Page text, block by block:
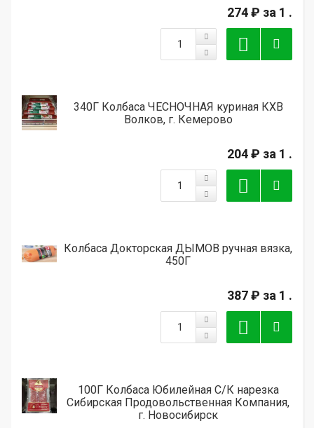
274 ₽ за 1 .
340Г Колбаса ЧЕСНОЧНАЯ куриная КХВ
Волков, г. Кемерово
204 ₽ за 1 .
Колбаса Докторская ДЫМОВ ручная вязка,
450Г
387 ₽ за 1 .
100Г Колбаса Юбилейная С/К нарезка
Сибирская Продовольственная Компания,
г. Новосибирск